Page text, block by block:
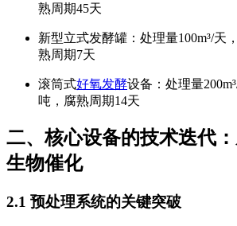
熟周期45天
新型立式发酵罐：处理量100m³/天
熟周期7天
滚筒式好氧发酵设备：处理量
吨，腐熟周期14天
二、核心设备的技术迭代
生物催化
2.1 预处理系统的关键突破